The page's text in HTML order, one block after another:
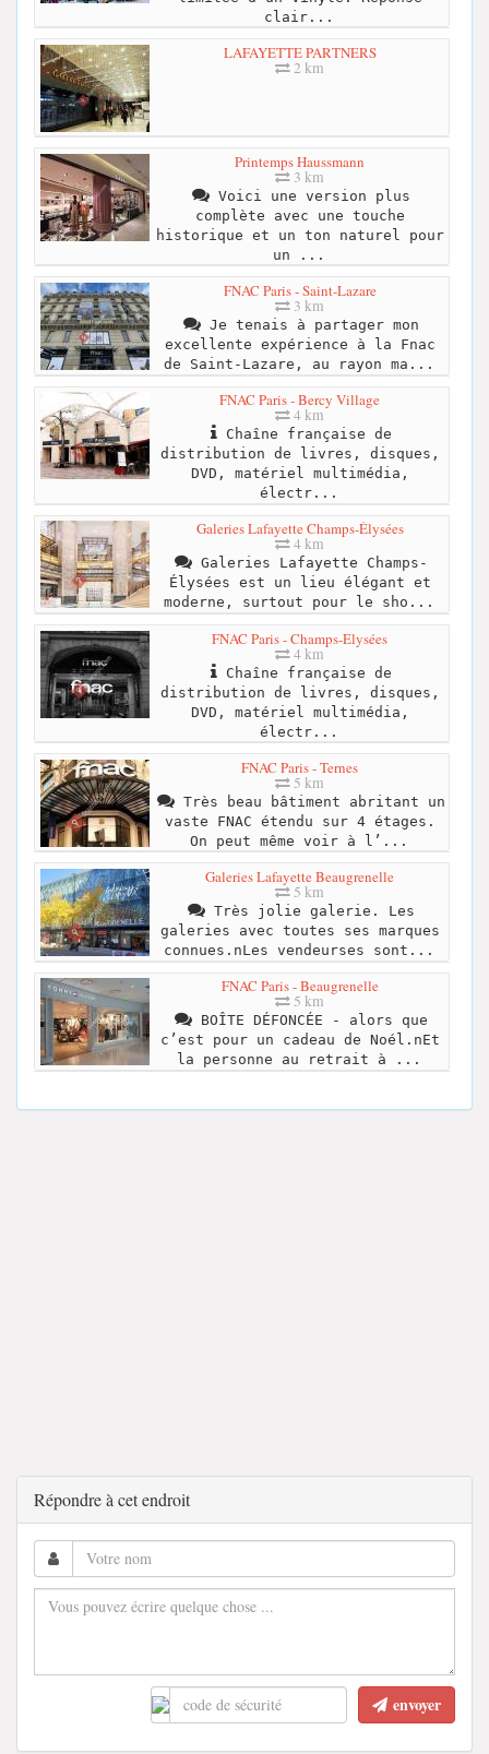
clair...
LAFAYETTE PARTNERS
2 km
Printemps Haussmann
3 km
Voici une version plus
complète avec une touche
historique et un ton naturel pour
un ...
FNAC Paris - Saint-Lazare
3 km
Je tenais à partager mon
excellente expérience à la Fnac
de Saint-Lazare, au rayon ma...
FNAC Paris - Bercy Village
4 km
Chaîne française de
distribution de livres, disques,
DVD, matériel multimédia,
électr...
Galeries Lafayette Champs-Élysées
4 km
Galeries Lafayette Champs-
Élysées est un lieu élégant et
moderne, surtout pour le sho...
FNAC Paris - Champs-Elysées
4 km
Chaîne française de
distribution de livres, disques,
DVD, matériel multimédia,
électr...
FNAC Paris - Ternes
5 km
Très beau bâtiment abritant un
vaste FNAC étendu sur 4 étages.
On peut même voir à l’...
Galeries Lafayette Beaugrenelle
5 km
Très jolie galerie. Les
galeries avec toutes ses marques
connues.nLes vendeurses sont...
FNAC Paris - Beaugrenelle
5 km
BOÎTE DÉFONCÉE - alors que
c’est pour un cadeau de Noél.nEt
la personne au retrait à ...
Répondre à cet endroit
envoyer